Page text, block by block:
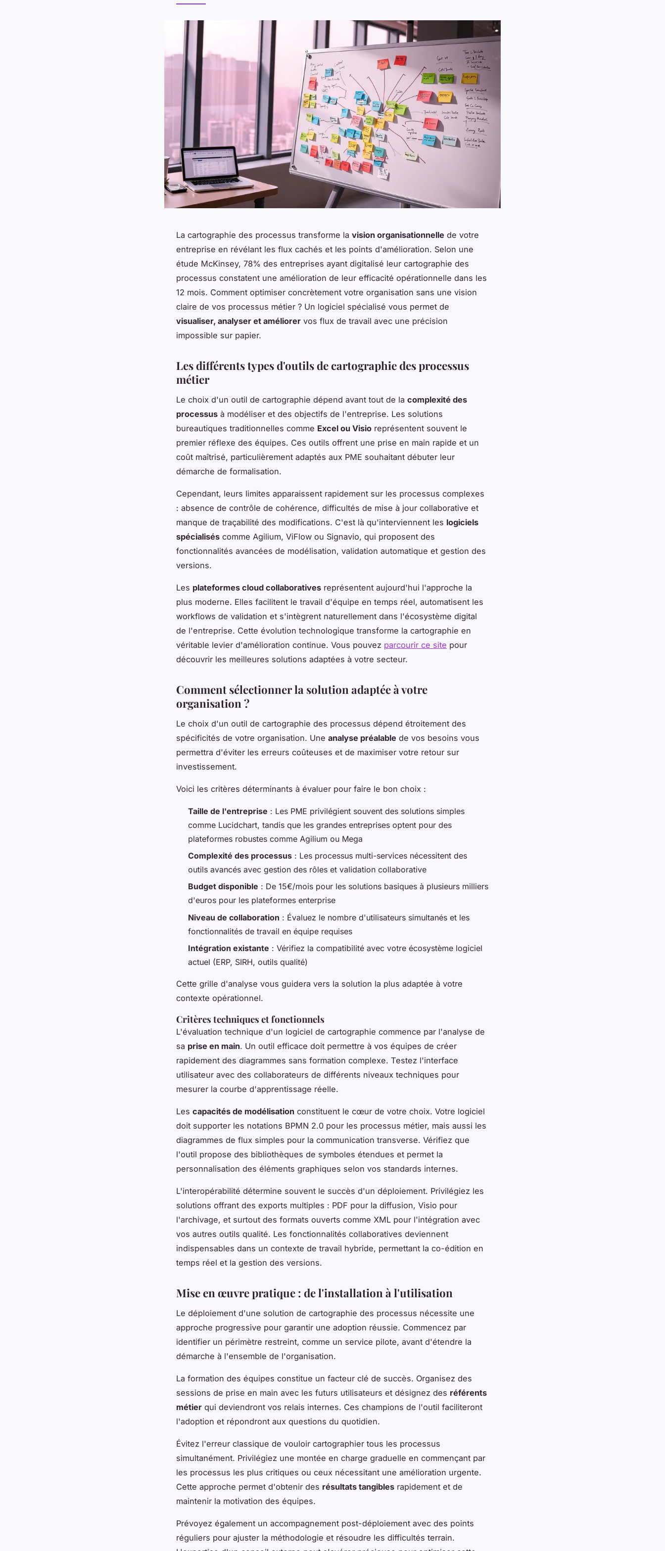
La cartographie des processus transforme la vision organisationnelle de votre
entreprise en révélant les flux cachés et les points d'amélioration. Selon une
étude McKinsey, 78% des entreprises ayant digitalisé leur cartographie des
processus constatent une amélioration de leur efficacité opérationnelle dans les
12 mois. Comment optimiser concrètement votre organisation sans une vision
claire de vos processus métier ? Un logiciel spécialisé vous permet de
visualiser, analyser et améliorer vos flux de travail avec une précision
impossible sur papier.
Les différents types d'outils de cartographie des processus
métier
Le choix d'un outil de cartographie dépend avant tout de la complexité des
processus à modéliser et des objectifs de l'entreprise. Les solutions
bureautiques traditionnelles comme Excel ou Visio représentent souvent le
premier réflexe des équipes. Ces outils offrent une prise en main rapide et un
coût maîtrisé, particulièrement adaptés aux PME souhaitant débuter leur
démarche de formalisation.
Cependant, leurs limites apparaissent rapidement sur les processus complexes
: absence de contrôle de cohérence, difficultés de mise à jour collaborative et
manque de traçabilité des modifications. C'est là qu'interviennent les logiciels
spécialisés comme Agilium, ViFlow ou Signavio, qui proposent des
fonctionnalités avancées de modélisation, validation automatique et gestion des
versions.
Les plateformes cloud collaboratives représentent aujourd'hui l'approche la
plus moderne. Elles facilitent le travail d'équipe en temps réel, automatisent les
workflows de validation et s'intègrent naturellement dans l'écosystème digital
de l'entreprise. Cette évolution technologique transforme la cartographie en
véritable levier d'amélioration continue. Vous pouvez parcourir ce site pour
découvrir les meilleures solutions adaptées à votre secteur.
Comment sélectionner la solution adaptée à votre
organisation ?
Le choix d'un outil de cartographie des processus dépend étroitement des
spécificités de votre organisation. Une analyse préalable de vos besoins vous
permettra d'éviter les erreurs coûteuses et de maximiser votre retour sur
investissement.
Voici les critères déterminants à évaluer pour faire le bon choix :
Taille de l'entreprise : Les PME privilégient souvent des solutions simples
comme Lucidchart, tandis que les grandes entreprises optent pour des
plateformes robustes comme Agilium ou Mega
Complexité des processus : Les processus multi-services nécessitent des
outils avancés avec gestion des rôles et validation collaborative
Budget disponible : De 15€/mois pour les solutions basiques à plusieurs milliers
d'euros pour les plateformes enterprise
Niveau de collaboration : Évaluez le nombre d'utilisateurs simultanés et les
fonctionnalités de travail en équipe requises
Intégration existante : Vérifiez la compatibilité avec votre écosystème logiciel
actuel (ERP, SIRH, outils qualité)
Cette grille d'analyse vous guidera vers la solution la plus adaptée à votre
contexte opérationnel.
Critères techniques et fonctionnels
L'évaluation technique d'un logiciel de cartographie commence par l'analyse de
sa prise en main. Un outil efficace doit permettre à vos équipes de créer
rapidement des diagrammes sans formation complexe. Testez l'interface
utilisateur avec des collaborateurs de différents niveaux techniques pour
mesurer la courbe d'apprentissage réelle.
Les capacités de modélisation constituent le cœur de votre choix. Votre logiciel
doit supporter les notations BPMN 2.0 pour les processus métier, mais aussi les
diagrammes de flux simples pour la communication transverse. Vérifiez que
l'outil propose des bibliothèques de symboles étendues et permet la
personnalisation des éléments graphiques selon vos standards internes.
L'interopérabilité détermine souvent le succès d'un déploiement. Privilégiez les
solutions offrant des exports multiples : PDF pour la diffusion, Visio pour
l'archivage, et surtout des formats ouverts comme XML pour l'intégration avec
vos autres outils qualité. Les fonctionnalités collaboratives deviennent
indispensables dans un contexte de travail hybride, permettant la co-édition en
temps réel et la gestion des versions.
Mise en œuvre pratique : de l'installation à l'utilisation
Le déploiement d'une solution de cartographie des processus nécessite une
approche progressive pour garantir une adoption réussie. Commencez par
identifier un périmètre restreint, comme un service pilote, avant d'étendre la
démarche à l'ensemble de l'organisation.
La formation des équipes constitue un facteur clé de succès. Organisez des
sessions de prise en main avec les futurs utilisateurs et désignez des référents
métier qui deviendront vos relais internes. Ces champions de l'outil faciliteront
l'adoption et répondront aux questions du quotidien.
Évitez l'erreur classique de vouloir cartographier tous les processus
simultanément. Privilégiez une montée en charge graduelle en commençant par
les processus les plus critiques ou ceux nécessitant une amélioration urgente.
Cette approche permet d'obtenir des résultats tangibles rapidement et de
maintenir la motivation des équipes.
Prévoyez également un accompagnement post-déploiement avec des points
réguliers pour ajuster la méthodologie et résoudre les difficultés terrain.